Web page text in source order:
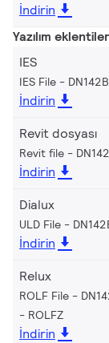
İndirin
Yazılım
IES
IES File -
İndirin
Revit dosyası
Revit file -
İndirin
Dialux
ULD File -
İndirin
Relux
ROLF File -
ROLFZ
İndirin